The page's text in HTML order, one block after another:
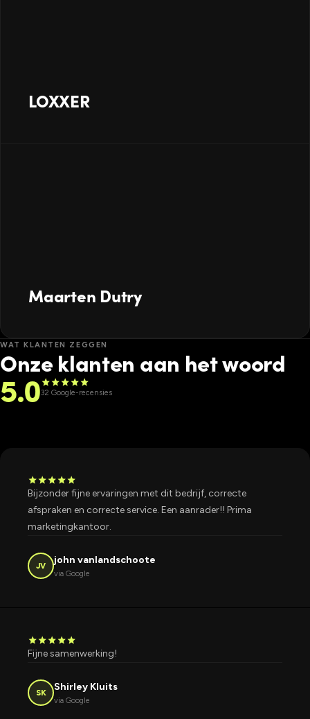
LOXXER
Maarten Dutry
WAT KLANTEN ZEGGEN
Onze klanten aan het woord
5.0starstarstarstarstar
32 Google-recensies
starstarstarstarstar
Bijzonder fijne ervaringen met dit bedrijf, correcte
afspraken en correcte service. Een aanrader!! Prima
marketingkantoor.
JV
john vanlandschoote
via Google
starstarstarstarstar
Fijne samenwerking!
SK
Shirley Kluits
via Google